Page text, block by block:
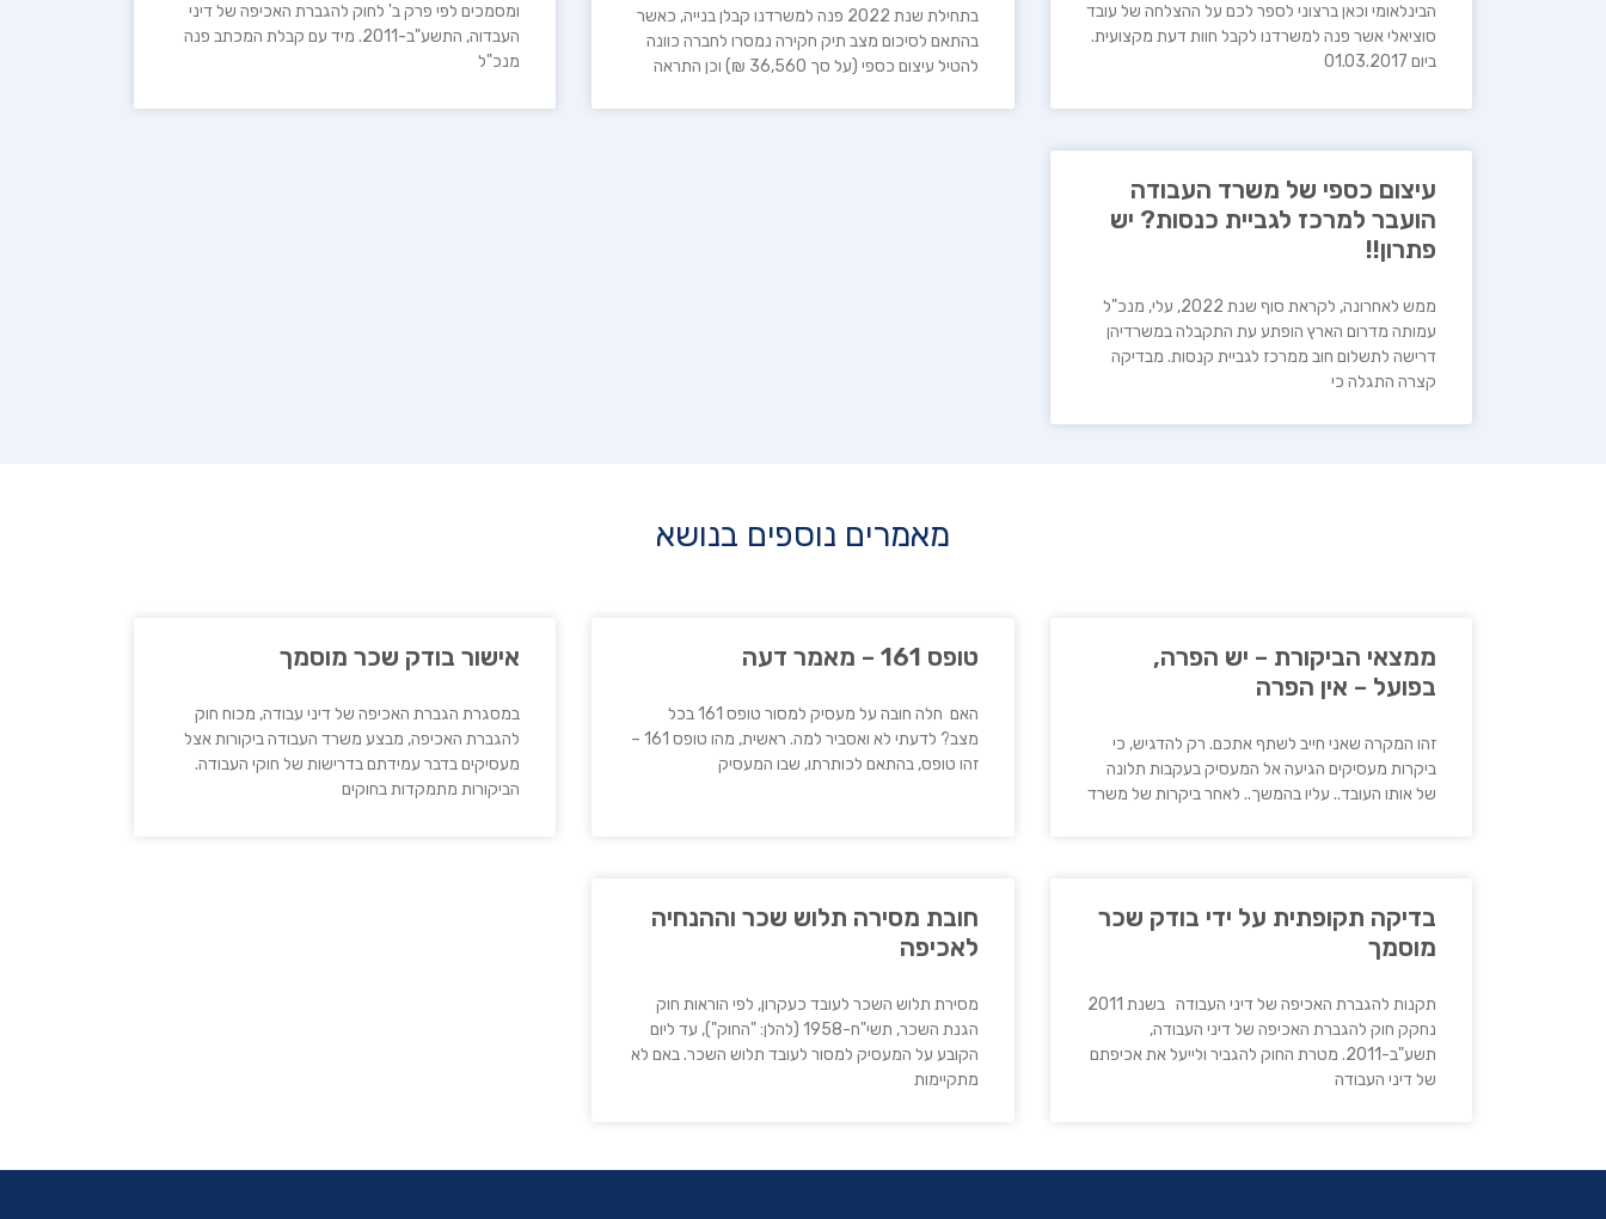
הבינלאומי וכאן ברצוני לספר לכם על ההצלחה של עובד
סוציאלי אשר פנה למשרדנו לקבל חוות דעת מקצועית.
ביום 01.03.2017
בתחילת שנת 2022 פנה למשרדנו קבלן בנייה, כאשר
בהתאם לסיכום מצב תיק חקירה נמסרו לחברה כוונה
להטיל עיצום כספי (על סך 36,560 ₪) וכן התראה
ומסמכים לפי פרק ב' לחוק להגברת האכיפה של דיני
העבדוה, התשע"ב-2011. מיד עם קבלת המכתב פנה
מנכ"ל
עיצום כספי של משרד העבודה
הועבר למרכז לגביית כנסות? יש
פתרון!!
ממש לאחרונה, לקראת סוף שנת 2022, עלי, מנכ"ל
עמותה מדרום הארץ הופתע עת התקבלה במשרדיהן
דרישה לתשלום חוב ממרכז לגביית קנסות. מבדיקה
קצרה התגלה כי
מאמרים נוספים בנושא
ממצאי הביקורת – יש הפרה,
בפועל – אין הפרה
זהו המקרה שאני חייב לשתף אתכם. רק להדגיש, כי
ביקרות מעסיקים הגיעה אל המעסיק בעקבות תלונה
של אותו העובד.. עליו בהמשך.. לאחר ביקרות של משרד
טופס 161 – מאמר דעה
האם חלה חובה על מעסיק למסור טופס 161 בכל
מצב? לדעתי לא ואסביר למה. ראשית, מהו טופס 161 –
זהו טופס, בהתאם לכותרתו, שבו המעסיק
אישור בודק שכר מוסמך
במסגרת הגברת האכיפה של דיני עבודה, מכוח חוק
להגברת האכיפה, מבצע משרד העבודה ביקורות אצל
מעסיקים בדבר עמידתם בדרישות של חוקי העבודה.
הביקורות מתמקדות בחוקים
בדיקה תקופתית על ידי בודק שכר
מוסמך
תקנות להגברת האכיפה של דיני העבודה בשנת 2011
נחקק חוק להגברת האכיפה של דיני העבודה,
תשע"ב-2011. מטרת החוק להגביר ולייעל את אכיפתם
של דיני העבודה
חובת מסירה תלוש שכר וההנחיה
לאכיפה
מסירת תלוש השכר לעובד כעקרון, לפי הוראות חוק
הגנת השכר, תשי"ח-1958 (להלן: "החוק"), עד ליום
הקובע על המעסיק למסור לעובד תלוש השכר. באם לא
מתקיימות